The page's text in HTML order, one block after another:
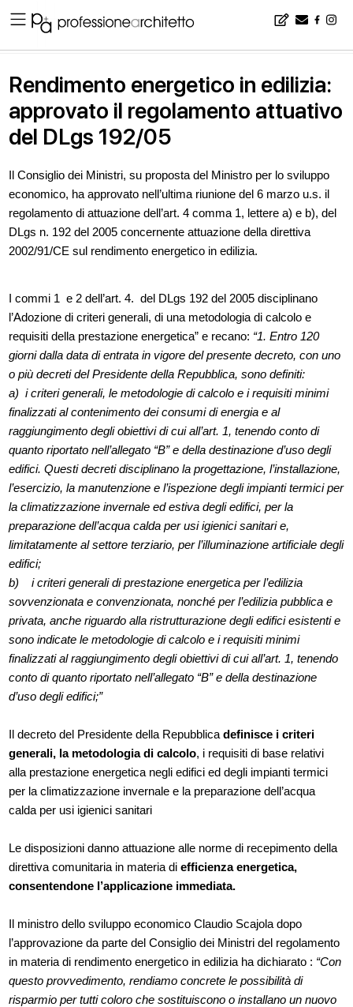
Rendimento energetico in edilizia:
approvato il regolamento attuativo
del DLgs 192/05
Il Consiglio dei Ministri, su proposta del Ministro per lo sviluppo
economico, ha approvato nell’ultima riunione del 6 marzo u.s. il
regolamento di attuazione dell’art. 4 comma 1, lettere a) e b), del
DLgs n. 192 del 2005 concernente attuazione della direttiva
2002/91/CE sul rendimento energetico in edilizia.
I commi 1 e 2 dell’art. 4. del DLgs 192 del 2005 disciplinano
l’Adozione di criteri generali, di una metodologia di calcolo e
requisiti della prestazione energetica” e recano: “1. Entro 120
giorni dalla data di entrata in vigore del presente decreto, con uno
o più decreti del Presidente della Repubblica, sono definiti:
a) i criteri generali, le metodologie di calcolo e i requisiti minimi
finalizzati al contenimento dei consumi di energia e al
raggiungimento degli obiettivi di cui all’art. 1, tenendo conto di
quanto riportato nell’allegato “B” e della destinazione d’uso degli
edifici. Questi decreti disciplinano la progettazione, l’installazione,
l’esercizio, la manutenzione e l’ispezione degli impianti termici per
la climatizzazione invernale ed estiva degli edifici, per la
preparazione dell’acqua calda per usi igienici sanitari e,
limitatamente al settore terziario, per l’illuminazione artificiale degli
edifici;
b) i criteri generali di prestazione energetica per l’edilizia
sovvenzionata e convenzionata, nonché per l’edilizia pubblica e
privata, anche riguardo alla ristrutturazione degli edifici esistenti e
sono indicate le metodologie di calcolo e i requisiti minimi
finalizzati al raggiungimento degli obiettivi di cui all’art. 1, tenendo
conto di quanto riportato nell’allegato “B” e della destinazione
d’uso degli edifici;”
Il decreto del Presidente della Repubblica definisce i criteri
generali, la metodologia di calcolo, i requisiti di base relativi
alla prestazione energetica negli edifici ed degli impianti termici
per la climatizzazione invernale e la preparazione dell’acqua
calda per usi igienici sanitari
Le disposizioni danno attuazione alle norme di recepimento della
direttiva comunitaria in materia diefficienza energetica,
consentendone l’applicazione immediata.
Il ministro dello sviluppo economico Claudio Scajola dopo
l’approvazione da parte del Consiglio dei Ministri del regolamento
in materia di rendimento energetico in edilizia ha dichiarato : “Con
questo provvedimento, rendiamo concrete le possibilità di
risparmio per tutti coloro che sostituiscono o installano un nuovo